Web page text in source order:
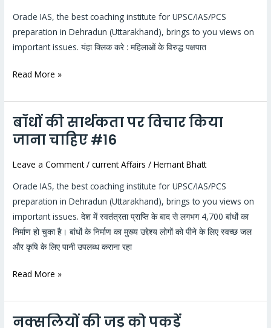
Oracle IAS, the best coaching institute for UPSC/IAS/PCS
preparation in Dehradun (Uttarakhand), brings to you views on
important issues. यंहा क्लिक करे : महिलाओं के विरुद्ध पक्षपात
पक्षपात
#17
Read More »
बाँधों की सार्थकता पर विचार किया
जाना चाहिए #16
Leave a Comment /current Affairs /Hemant Bhatt
Oracle IAS, the best coaching institute for UPSC/IAS/PCS
preparation in Dehradun (Uttarakhand), brings to you views on
important issues. देश में स्वतंत्रता प्राप्ति के बाद से लगभग 4,700 बांधों का
निर्माण हो चुका है। बांधों के निर्माण का मुख्य उद्देश्य लोगों को पीने के लिए स्वच्छ जल
और कृषि के लिए पानी उपलब्ध कराना रहा
बाँधों
की
पर
विचार
जाना
चाहिए
#16
Read More »
नक्सलियों की जड़ को पकड़ें
नक्सलियों